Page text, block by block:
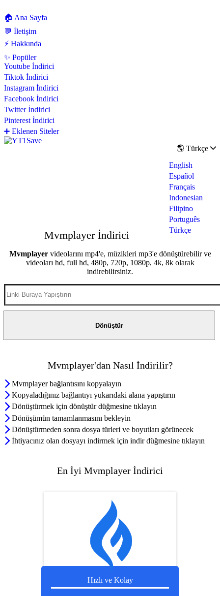
🏠 Ana Sayfa
💬 İletişim
⚡ Hakkında
✨ Popüler
Youtube İndirici
Tiktok İndirici
Instagram İndirici
Facebook İndirici
Twitter İndirici
Pinterest İndirici
➕ Eklenen Siteler
🌎 Türkçe
English
Español
Français
Indonesian
Filipino
Português
Türkçe
Mvmplayer İndirici
Mvmplayervideolarını mp4'e, müzikleri mp3'e dönüştürebilir ve
videoları hd, full hd, 480p, 720p, 1080p, 4k, 8k olarak
indirebilirsiniz.
Mvmplayer'dan Nasıl İndirilir?
Mvmplayer bağlantısını kopyalayın
Kopyaladığınız bağlantıyı yukarıdaki alana yapıştırın
Dönüştürmek için dönüştür düğmesine tıklayın
Dönüşümün tamamlanmasını bekleyin
Dönüştürmeden sonra dosya türleri ve boyutları görünecek
İhtiyacınız olan dosyayı indirmek için indir düğmesine tıklayın
En İyi Mvmplayer İndirici
Hızlı ve Kolay